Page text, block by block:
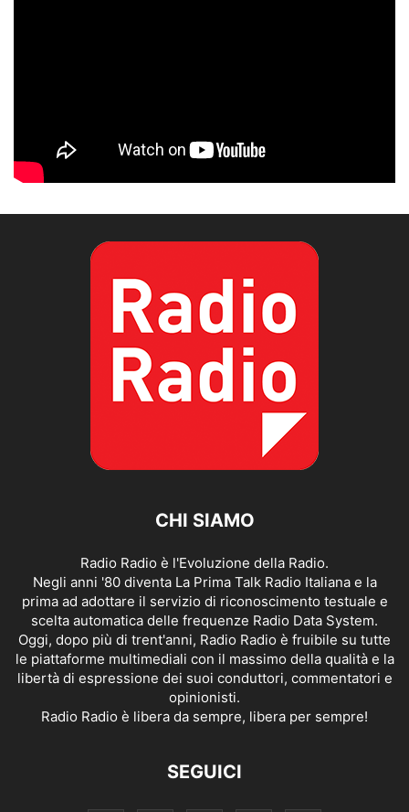
CHI SIAMO
Radio Radio è l'Evoluzione della Radio.
Negli anni '80 diventa La Prima Talk Radio Italiana e la
prima ad adottare il servizio di riconoscimento testuale e
scelta automatica delle frequenze Radio Data System.
Oggi, dopo più di trent'anni, Radio Radio è fruibile su tutte
le piattaforme multimediali con il massimo della qualità e la
libertà di espressione dei suoi conduttori, commentatori e
opinionisti.
Radio Radio è libera da sempre, libera per sempre!
SEGUICI